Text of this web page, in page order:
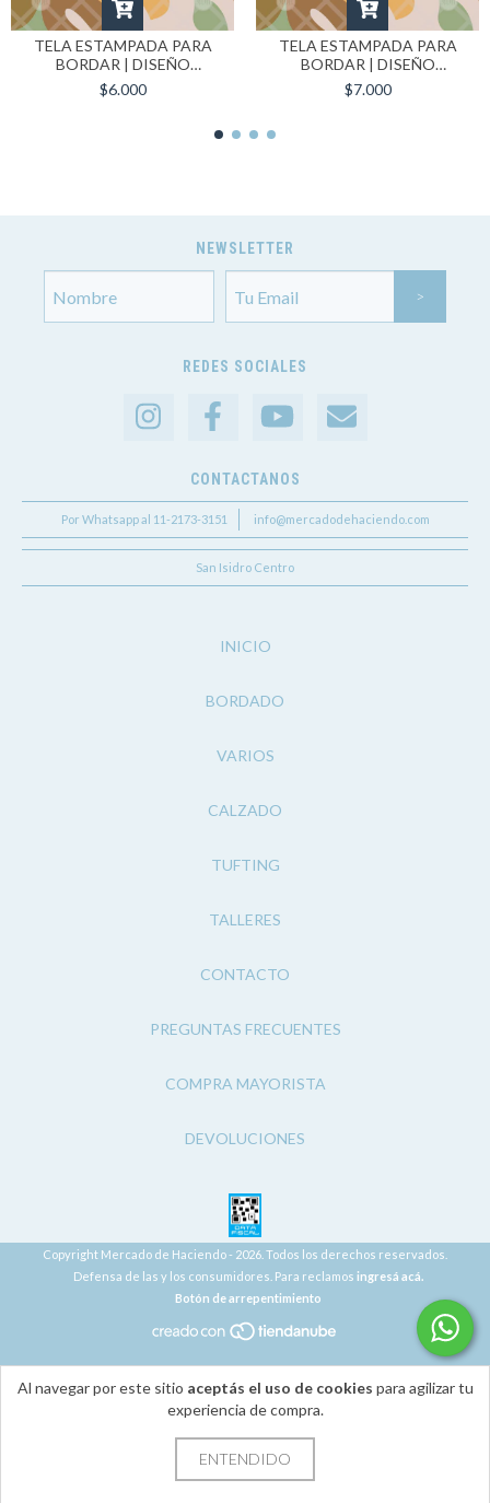
Al navegar por este sitio aceptás el uso de cookies para agilizar tu
experiencia de compra.
ENTENDIDO
TELA ESTAMPADA PARA
BORDAR | DISEÑO
MONSTERA | FORMATO
30X30 CM
$6.000
TELA ESTAMPADA PARA
BORDAR | DISEÑO
MONSTERA | FORMATO
40X40 CM
$7.000
NEWSLETTER
REDES SOCIALES
CONTACTANOS
Por Whatsapp al 11-2173-3151 info@mercadodehaciendo.com
San Isidro Centro
INICIO
BORDADO
VARIOS
CALZADO
TUFTING
TALLERES
CONTACTO
PREGUNTAS FRECUENTES
COMPRA MAYORISTA
DEVOLUCIONES
Copyright Mercado de Haciendo - 2026. Todos los derechos reservados.
Defensa de las y los consumidores. Para reclamos ingresá acá.
Botón de arrepentimiento